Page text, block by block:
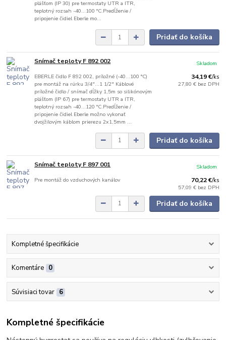
plášťom (IP 30) pre termostaty UTR a ITR,
teplotný rozsah -40...100 °C.Predĺženie /
pripojenie čidiel Eberle mo...
Pridať do košíka
Snímač teploty F 892 002
EBERLE čidlo F 892 002, príložné (-40...100 °C)
pre montáž na rúrku 3/4"...1 1/2" Káblové
príložné čidlo / snímač dĺžky 1,5m so silikónovým
plášťom (IP 67) pre termostaty UTR a ITR,
teplotný rozsah -40...120 °C.Predĺženie /
pripojenie čidiel Eberle možno vykonať
dvojžilovým káblom prierezu 2x1,5mm ...
34,19 €/ks
27,80 € bez DPH
Skladom
Pridať do košíka
Snímač teploty F 897 001
Pre montáž do vzduchových kanálov 70,22 €/ks
57,09 € bez DPH
Skladom
Pridať do košíka
Kompletné špecifikácie
Komentáre 0
Súvisiaci tovar 6
Kompletné špecifikácie